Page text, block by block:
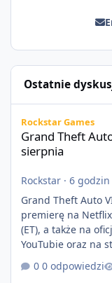
Ostatnie
Rockstar Games
Grand Theft
sierpnia
Rockstar · 6
Grand Theft Auto
premierę na
(ET), a także na
YouTubie oraz na
(ET) 27 sierpnia. https://netflix.com/GTAVI Grand Theft
Auto VI będzie
0 odpowiedzi